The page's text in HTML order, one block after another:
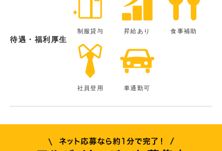
待遇・福利厚生
制服貸与 昇給あり 食事補助
社員登用 車通勤可